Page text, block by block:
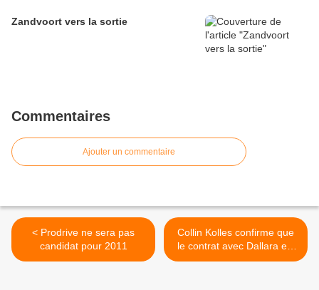
Zandvoort vers la sortie
Commentaires
Ajouter un commentaire
< Prodrive ne sera pas
candidat pour 2011
Collin Kolles confirme que
le contrat avec Dallara est
terminé >